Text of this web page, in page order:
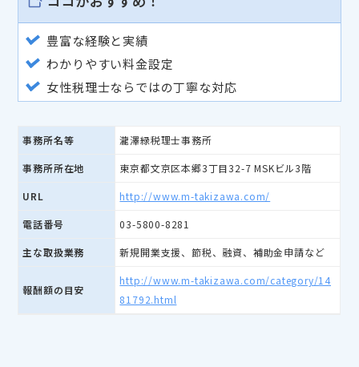
豊富な経験と実績
わかりやすい料金設定
女性税理士ならではの丁寧な対応
事務所名等 瀧澤緑税理士事務所
事務所所在地 東京都文京区本郷3丁目32-7 MSKビル3階
URL http://www.m-takizawa.com/
電話番号 03-5800-8281
主な取扱業務 新規開業支援、節税、融資、補助金申請など
報酬額の目安
http://www.m-takizawa.com/category/14
81792.html